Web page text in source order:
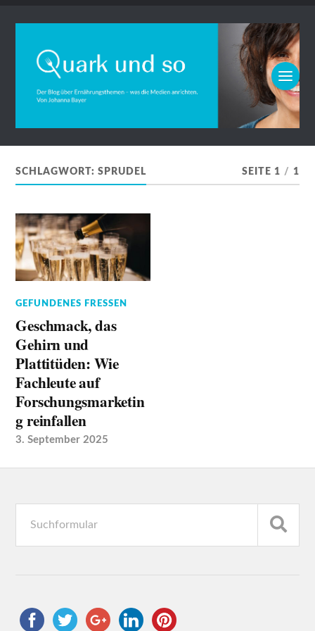
SCHLAGWORT:SPRUDEL SEITE 1 / 1
GEFUNDENES FRESSEN
Geschmack, das
Gehirn und
Plattitüden: Wie
Fachleute auf
Forschungsmarketin
g reinfallen
3. September 2025